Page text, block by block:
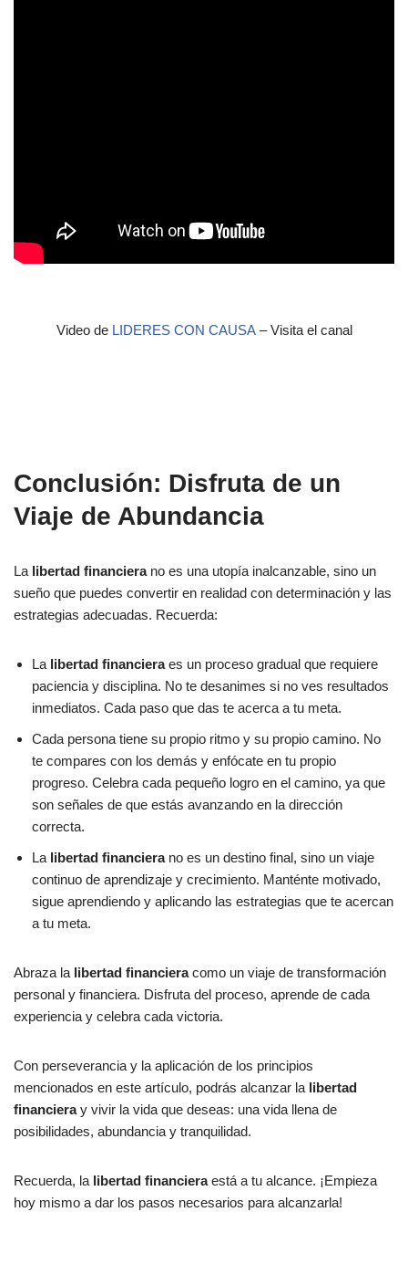
Video de LIDERES CON CAUSA– Visita el canal
Conclusión: Disfruta de un
Viaje de Abundancia
La libertad financierano es una utopía inalcanzable, sino un
sueño que puedes convertir en realidad con determinación y las
estrategias adecuadas. Recuerda:
La libertad financieraes un proceso gradual que requiere
paciencia y disciplina. No te desanimes si no ves resultados
inmediatos. Cada paso que das te acerca a tu meta.
Cada persona tiene su propio ritmo y su propio camino. No
te compares con los demás y enfócate en tu propio
progreso. Celebra cada pequeño logro en el camino, ya que
son señales de que estás avanzando en la dirección
correcta.
La libertad financierano es un destino final, sino un viaje
continuo de aprendizaje y crecimiento. Manténte motivado,
sigue aprendiendo y aplicando las estrategias que te acercan
a tu meta.
Abraza la libertad financieracomo un viaje de transformación
personal y financiera. Disfruta del proceso, aprende de cada
experiencia y celebra cada victoria.
Con perseverancia y la aplicación de los principios
mencionados en este artículo, podrás alcanzar la libertad
financieray vivir la vida que deseas: una vida llena de
posibilidades, abundancia y tranquilidad.
Recuerda, la libertad financieraestá a tu alcance. ¡Empieza
hoy mismo a dar los pasos necesarios para alcanzarla!